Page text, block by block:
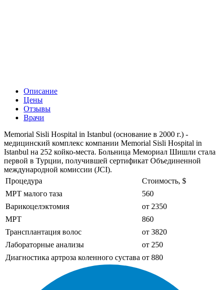
Описание
Цены
Отзывы
Врачи
Memorial Sisli Hospital in Istanbul (основание в 2000 г.) -
медицинский комплекс компании Memorial Sisli Hospital in
Istanbul на 252 койко-места. Больница Мемориал Шишли стала
первой в Турции, получившей сертификат Объединенной
международной комиссии (JCI).
Процедура
Стоимость, $
МРТ малого таза
560
Варикоцелэктомия
от 2350
МРТ
860
Трансплантация волос
от 3820
Лабораторные анализы
от 250
Диагностика артроза коленного сустава от 880